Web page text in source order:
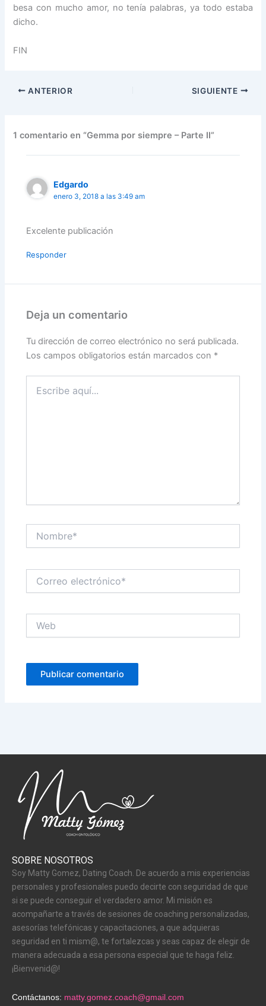
besa con mucho amor, no tenía palabras, ya todo estaba
dicho.
FIN
ANTERIOR SIGUIENTE
1 comentario en “Gemma por siempre – Parte II”
Edgardo
enero 3, 2018 a las 3:49 am
Excelente publicación
Responder
Deja un comentario
Tu dirección de correo electrónico no será publicada.
Los campos obligatorios están marcados con *
aquí...
electrónico*
SOBRE NOSOTROS
Soy Matty Gomez, Dating Coach. De acuerdo a mis experiencias
personales y profesionales puedo decirte con seguridad de que
si se puede conseguir el verdadero amor. Mi misión es
acompañarte a través de sesiones de coaching personalizadas,
asesorías telefónicas y capacitaciones, a que adquieras
seguridad en ti mism@, te fortalezcas y seas capaz de elegir de
manera adecuada a esa persona especial que te haga feliz.
¡Bienvenid@!
Contáctanos: matty.gomez.coach@gmail.com